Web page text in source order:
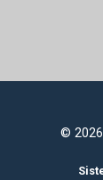
© 2026